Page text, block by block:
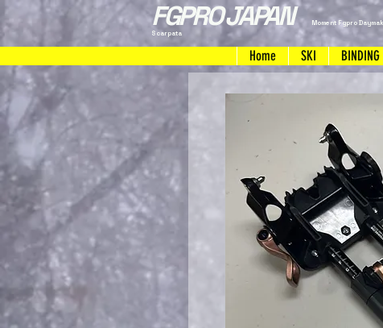
FGPRO JAPAN
Moment Fgpro
Scarpata
Home SKI BINDING